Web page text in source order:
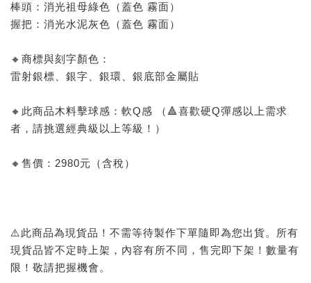
棒頭：消光祖母綠色（蓋色 霧面）
握把：消光水泥灰色（蓋色 霧面）
🔸商標與刻字顏色：
雷射銀標、銀字、銀環、銀底部金屬貼
🔸此商品木料擊球感：軟Q感 （🔺喜歡硬Q彈感以上需求
者，請挑選經典級以上等級！）
🔸售價：2980元（含稅）
⚠️此商品為現貨品！不需等待製作下單隨即為您出貨。所有
現貨品皆不定時上架，內容有所不同，售完即下架！數量有
限！敬請把握機會。